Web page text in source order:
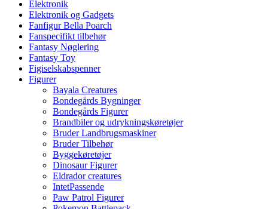
Elektronik
Elektronik og Gadgets
Fanfigur Bella Poarch
Fanspecifikt tilbehør
Fantasy Nøglering
Fantasy Toy
Figiselskabspenner
Figurer
Bayala Creatures
Bondegårds Bygninger
Bondegårds Figurer
Brandbiler og udrykningskøretøjer
Bruder Landbrugsmaskiner
Bruder Tilbehør
Byggekøretøjer
Dinosaur Figurer
Eldrador creatures
IntetPassende
Paw Patrol Figurer